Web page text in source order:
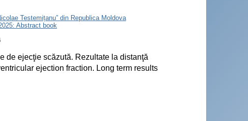
Testemițanu” din Republica Moldova
Abstract book
de ejecţie scăzută. Rezultate la distanţă
ejection fraction. Long term results